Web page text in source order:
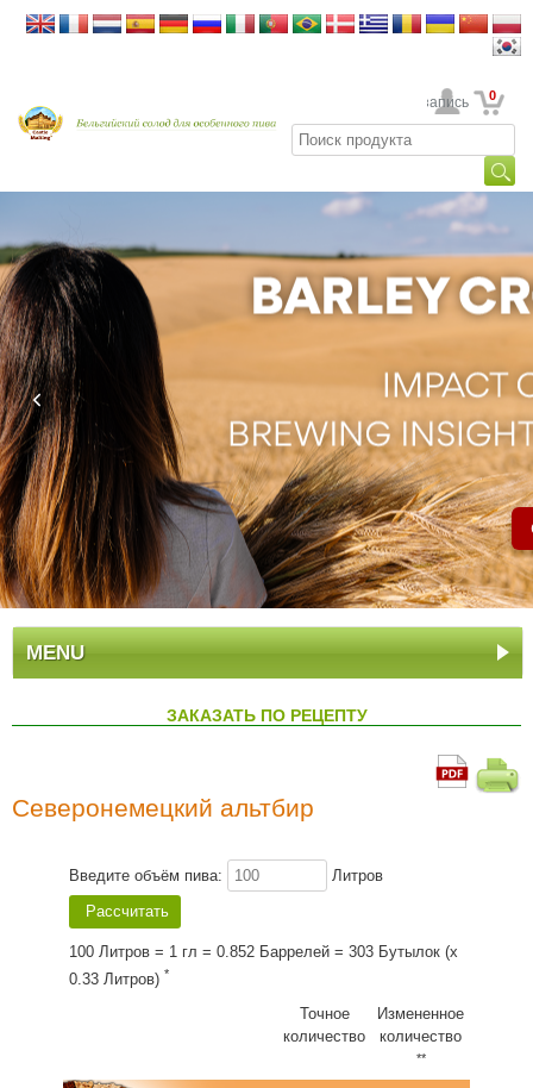
Ваша учетная запись 0
MENU
ЗАКАЗАТЬ ПО РЕЦЕПТУ
Cеверонемецкий альтбир
Введите объём пива: Литров
100 Литров = 1 гл = 0.852 Баррелей = 303 Бутылок (x
0.33 Литров) *
Точное
количество
Измененное
количество
**